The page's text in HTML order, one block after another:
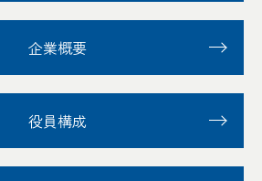
企業概要
役員構成